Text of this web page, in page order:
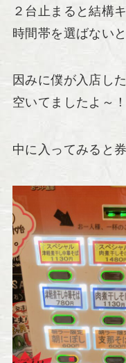
２台止まると結構
時間帯を選ばない
因みに僕が入店し
空いてましたよ～！
中に入ってみると